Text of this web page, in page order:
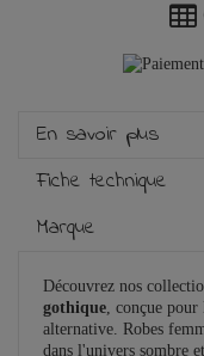
En savoir plus
Fiche technique
Marque
Découvrez nos
gothique, conçue pour
alternative. Robes
dans l'univers sombre